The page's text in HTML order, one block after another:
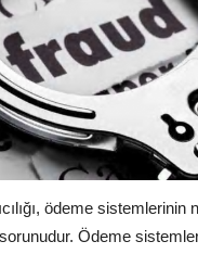
ödeme sistemlerinin
Ödeme sistemleri